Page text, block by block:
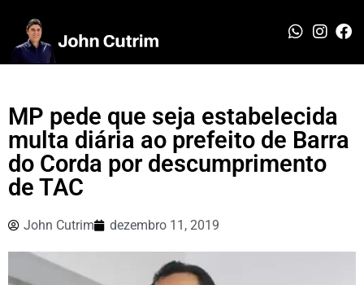
MP pede que seja estabelecida
multa diária ao prefeito de Barra
do Corda por descumprimento
de TAC
John Cutrim dezembro 11, 2019